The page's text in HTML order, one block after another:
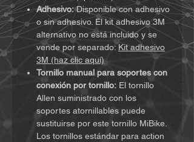
Adhesivo:Disponible con adhesivo
o sin adhesivo. El kit adhesivo 3M
alternativo no está incluido y se
vende por separado:Kit adhesivo
3M (haz clic aquí)
Tornillo manual para soportes con
conexión por tornillo: El tornillo
Allen suministrado con los
soportes atornillables puede
sustituirse por este tornillo MiBike.
Los tornillos estándar para action